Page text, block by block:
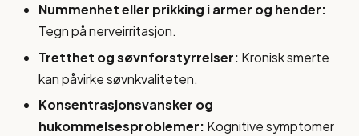
Nummenhet eller prikking i armer og hender:
Tegn på nerveirritasjon.
Tretthet og søvnforstyrrelser: Kronisk smerte
kan påvirke søvnkvaliteten.
Konsentrasjonsvansker og
hukommelsesproblemer: Kognitive symptomer